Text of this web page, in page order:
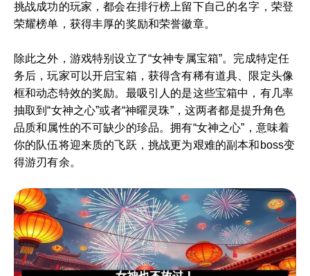
挑战成功的玩家，都会在排行榜上留下自己的名字，荣登
荣耀榜单，获得丰厚的奖励和荣誉徽章。
除此之外，游戏特别设立了“女神专属宝箱”。完成特定任
务后，玩家可以开启宝箱，获得含有稀有道具、限定头像
框和动态特效的奖励。最吸引人的是这些宝箱中，有几率
抽取到“女神之心”或者“神曜灵珠”，这两者都是提升角色
品质和属性的不可缺少的珍品。拥有“女神之心”，意味着
你的队伍将迎来质的飞跃，挑战更为艰难的副本和boss变
得游刃有余。